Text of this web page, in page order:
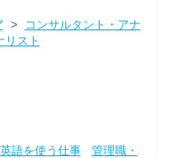
>
コンサルタント・アナ
リスト
英語を使う仕事
管理職・